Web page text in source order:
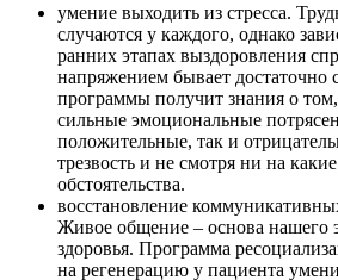
умение выходить из стресса.
случаются у каждого, однако
ранних этапах выздоровления
напряжением бывает достаточно
программы получит знания о
сильные эмоциональные
положительные, так и
трезвость и не смотря ни на
обстоятельства.
восстановление
Живое общение – основа нашего
здоровья. Программа
на регенерацию у пациента